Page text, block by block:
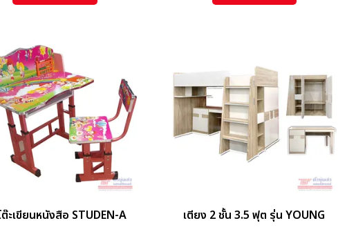
ะเขียนหนังสือ STUDEN-A เตียง 2 ชั้น 3.5 ฟุต รุ่น YOUNG